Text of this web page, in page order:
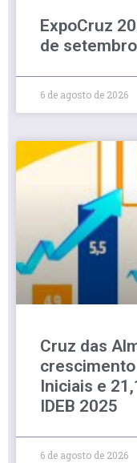
ExpoCruz
de
6 de agosto de 2026
Cruz das
Iniciais e
IDEB 2025
6 de agosto de 2026